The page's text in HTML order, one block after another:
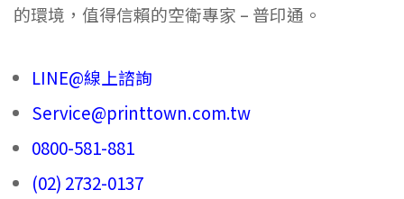
的環境，值得信賴的空衛專家 – 普印通。
LINE@線上諮詢
Service@printtown.com.tw
0800-581-881
(02) 2732-0137